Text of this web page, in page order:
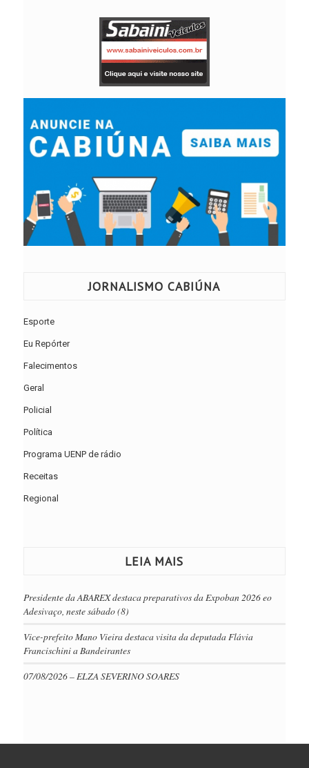
JORNALISMO CABIÚNA
Esporte
Eu Repórter
Falecimentos
Geral
Policial
Política
Programa UENP de rádio
Receitas
Regional
LEIA MAIS
Presidente da ABAREX destaca preparativos da Expoban 2026 eo
Adesivaço, neste sábado (8)
Vice-prefeito Mano Vieira destaca visita da deputada Flávia
Francischini a Bandeirantes
07/08/2026 – ELZA SEVERINO SOARES